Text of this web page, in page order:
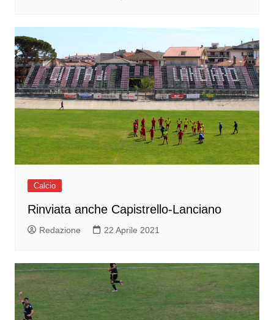
Calcio
Rinviata anche Capistrello-Lanciano
Redazione 22 Aprile 2021